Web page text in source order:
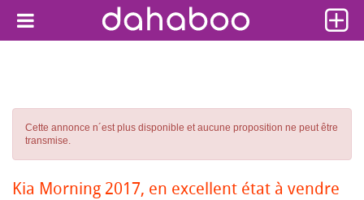
Cette annonce n´est plus disponible et aucune proposition ne peut être
transmise.
Kia Morning 2017, en excellent état à vendre